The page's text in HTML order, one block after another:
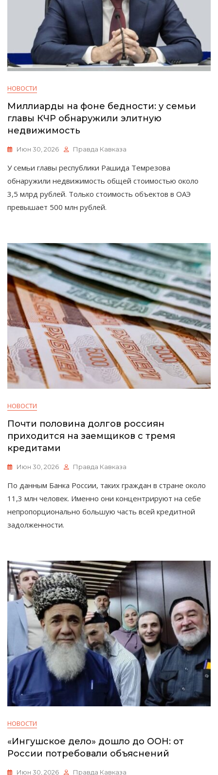
НОВОСТИ
Миллиарды на фоне бедности: у семьи
главы КЧР обнаружили элитную
недвижимость
Июн 30, 2026 Правда Кавказа
У семьи главы республики Рашида Темрезова
обнаружили недвижимость общей стоимостью около
3,5 млрд рублей. Только стоимость объектов в ОАЭ
превышает 500 млн рублей.
НОВОСТИ
Почти половина долгов россиян
приходится на заемщиков с тремя
кредитами
Июн 30, 2026 Правда Кавказа
По данным Банка России, таких граждан в стране около
11,3 млн человек. Именно они концентрируют на себе
непропорционально большую часть всей кредитной
задолженности.
НОВОСТИ
«Ингушское дело» дошло до ООН: от
России потребовали объяснений
Июн 30, 2026 Правда Кавказа